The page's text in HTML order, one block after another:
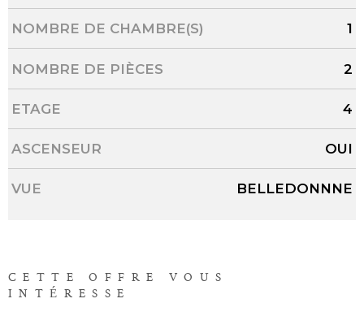
NOMBRE DE CHAMBRE(S) 1
NOMBRE DE PIÈCES 2
ETAGE 4
ASCENSEUR OUI
VUE BELLEDONNNE
CETTE OFFRE
VOUS
INTÉRESSE